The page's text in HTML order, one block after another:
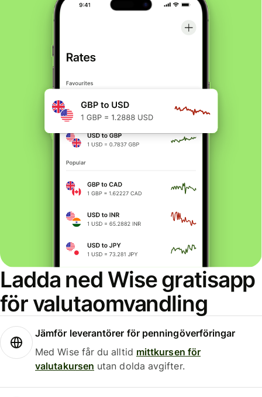
Ladda ned Wise gratisapp
för valutaomvandling
Jämför leverantörer för penningöverföringar
Med Wise får du alltid mittkursen för
valutakursen utan dolda avgifter.